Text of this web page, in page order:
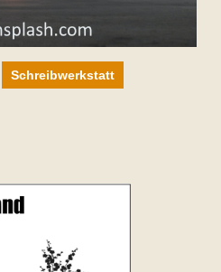
Schreibwerkstatt